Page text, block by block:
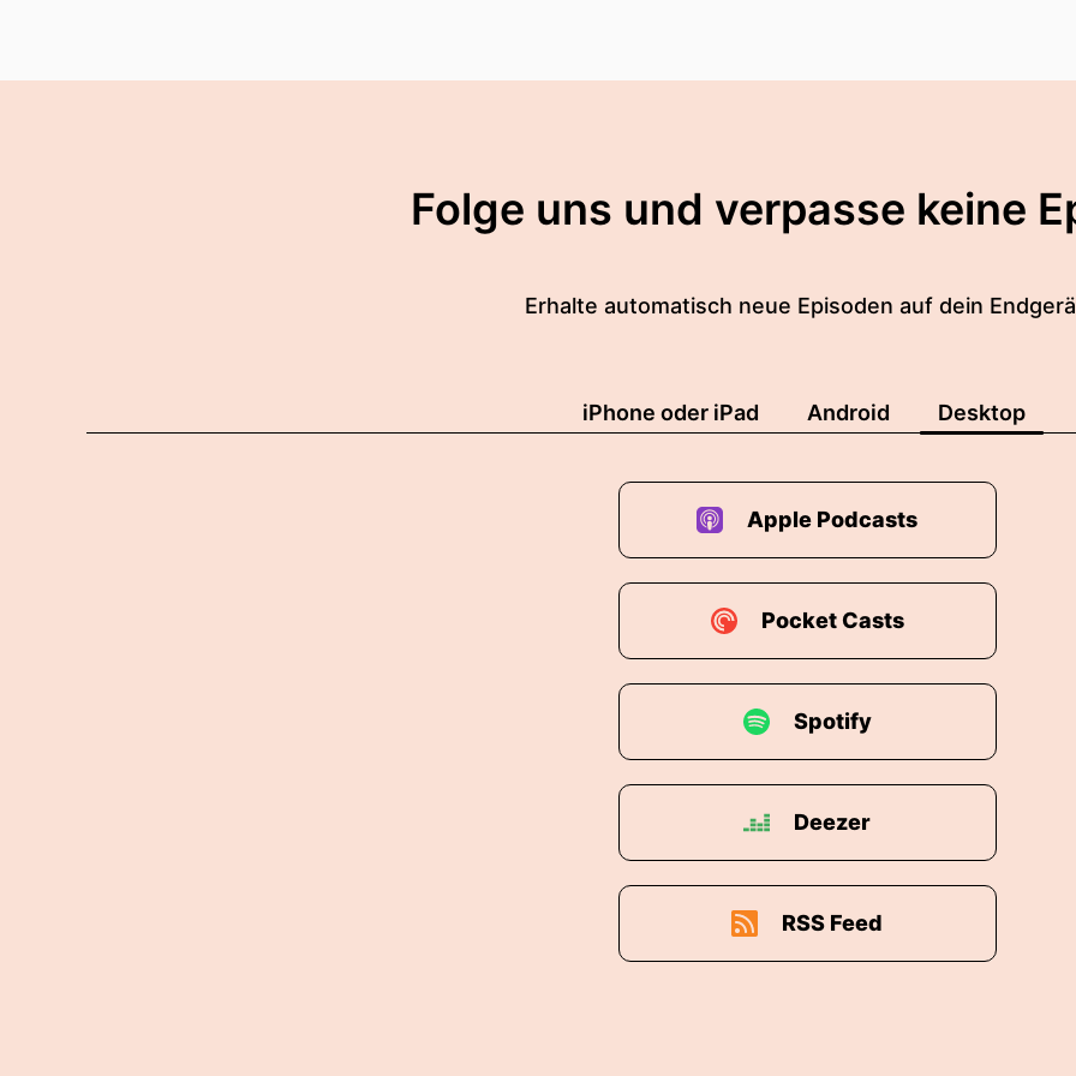
Folge uns und verpasse keine
Erhalte automatisch neue Episoden auf dein
iPhone oder iPad Android Desktop
Apple Podcasts
Pocket Casts
Spotify
Deezer
RSS Feed